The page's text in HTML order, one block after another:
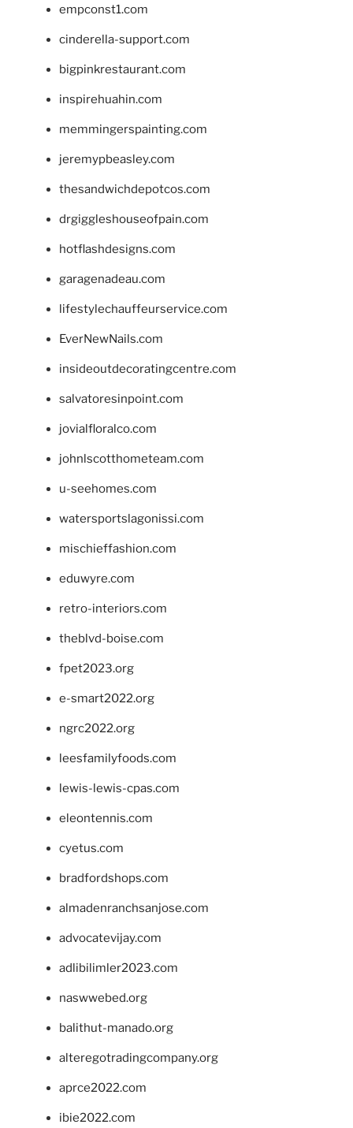
empconst1.com
cinderella-support.com
bigpinkrestaurant.com
inspirehuahin.com
memmingerspainting.com
jeremypbeasley.com
thesandwichdepotcos.com
drgiggleshouseofpain.com
hotflashdesigns.com
garagenadeau.com
lifestylechauffeurservice.com
EverNewNails.com
insideoutdecoratingcentre.com
salvatoresinpoint.com
jovialfloralco.com
johnlscotthometeam.com
u-seehomes.com
watersportslagonissi.com
mischieffashion.com
eduwyre.com
retro-interiors.com
theblvd-boise.com
fpet2023.org
e-smart2022.org
ngrc2022.org
leesfamilyfoods.com
lewis-lewis-cpas.com
eleontennis.com
cyetus.com
bradfordshops.com
almadenranchsanjose.com
advocatevijay.com
adlibilimler2023.com
naswwebed.org
balithut-manado.org
alteregotradingcompany.org
aprce2022.com
ibie2022.com